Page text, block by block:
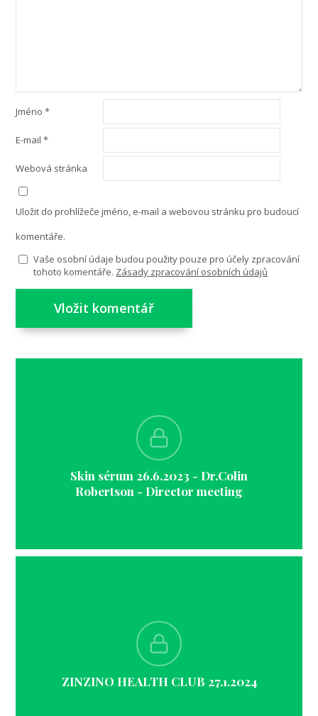
Jméno*
E-mail*
Webová stránka
Uložit do prohlížeče jméno, e-mail a webovou stránku pro budoucí
komentáře.
Vaše osobní údaje budou použity pouze pro účely zpracování
tohoto komentáře. Zásady zpracování osobních údajů
Skin sérum 26.6.2023 - Dr.Colin
Robertson - Director meeting
ZINZINO HEALTH CLUB 27.1.2024